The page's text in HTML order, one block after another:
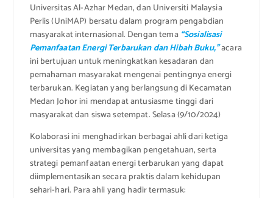
Universitas Al-Azhar Medan, dan Universiti Malaysia
Perlis (UniMAP) bersatu dalam program pengabdian
masyarakat internasional. Dengan tema“Sosialisasi
Pemanfaatan Energi Terbarukan dan Hibah Buku,”acara
ini bertujuan untuk meningkatkan kesadaran dan
pemahaman masyarakat mengenai pentingnya energi
terbarukan. Kegiatan yang berlangsung di Kecamatan
Medan Johor ini mendapat antusiasme tinggi dari
masyarakat dan siswa setempat. Selasa (9/10/2024)
Kolaborasi ini menghadirkan berbagai ahli dari ketiga
universitas yang membagikan pengetahuan, serta
strategi pemanfaatan energi terbarukan yang dapat
diimplementasikan secara praktis dalam kehidupan
sehari-hari. Para ahli yang hadir termasuk: